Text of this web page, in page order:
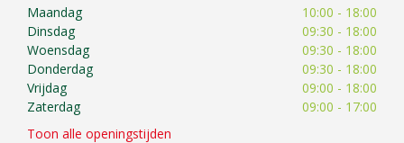
Maandag
10:00 - 18:00
Dinsdag
09:30 - 18:00
Woensdag
09:30 - 18:00
Donderdag
09:30 - 18:00
Vrijdag
09:00 - 18:00
Zaterdag
09:00 - 17:00
Toon alle openingstijden